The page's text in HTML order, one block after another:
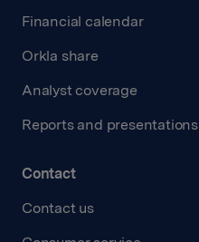
Financial calendar
Orkla share
Analyst coverage
Reports and presentations
Contact
Contact us